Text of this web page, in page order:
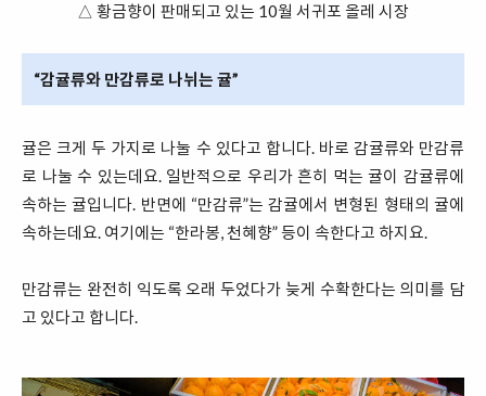
△ 황금향이 판매되고 있는 10월 서귀포 올레 시장
“감귤류와 만감류로 나뉘는 귤”
귤은 크게 두 가지로 나눌 수 있다고 합니다. 바로 감귤류와 만감류
로 나눌 수 있는데요. 일반적으로 우리가 흔히 먹는 귤이 감귤류에
속하는 귤입니다. 반면에 “만감류”는 감귤에서 변형된 형태의 귤에
속하는데요. 여기에는 “한라봉, 천혜향” 등이 속한다고 하지요.
만감류는 완전히 익도록 오래 두었다가 늦게 수확한다는 의미를 담
고 있다고 합니다.